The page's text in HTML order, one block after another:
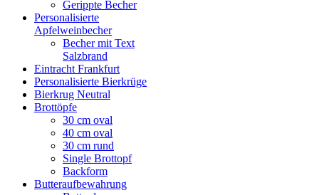
Gerippte Becher
Personalisierte
Apfelweinbecher
Becher mit Text
Salzbrand
Eintracht Frankfurt
Personalisierte Bierkrüge
Bierkrug Neutral
Brottöpfe
30 cm oval
40 cm oval
30 cm rund
Single Brottopf
Backform
Butteraufbewahrung